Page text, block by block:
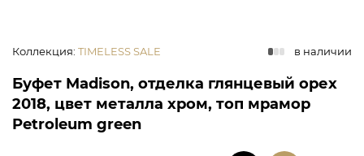
Коллекция: TIMELESS SALE в наличии
Буфет Madison, отделка глянцевый орех
2018, цвет металла хром, топ мрамор
Petroleum green